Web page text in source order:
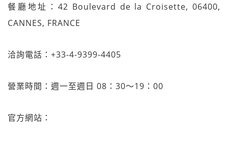
餐廳地址：42 Boulevard de la Croisette, 06400,
CANNES, FRANCE
洽詢電話：+33-4-9399-4405
營業時間：週一至週日 08：30～19：00
官方網站：